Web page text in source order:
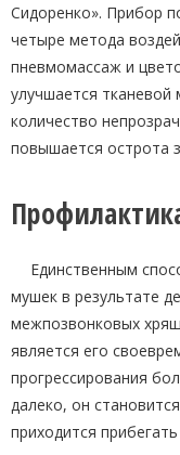
Сидоренко». Прибор
четыре метода
пневмомассаж и
улучшается тканевой
количество
повышается острота
Единственным
мушек в результате
межпозвонковых
является его
прогрессирования
далеко, он
приходится